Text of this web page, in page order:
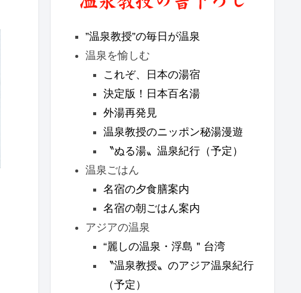
”温泉教授”の毎日が温泉
温泉を愉しむ
これぞ、日本の湯宿
決定版！日本百名湯
外湯再発見
温泉教授のニッポン秘湯漫遊
〝ぬる湯〟温泉紀行（予定）
温泉ごはん
名宿の夕食膳案内
名宿の朝ごはん案内
アジアの温泉
“麗しの温泉・浮島＂台湾
〝温泉教授〟のアジア温泉紀行
（予定）